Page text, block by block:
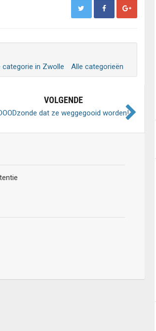
categorie in Zwolle Alle categorieën
VOLGENDE
dat ze weggegooid worden!